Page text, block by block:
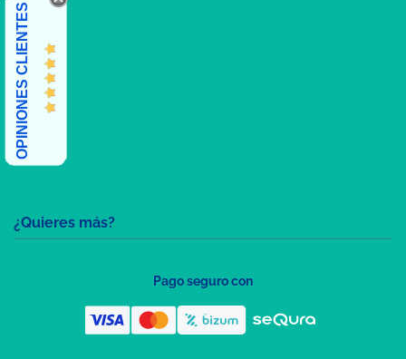
¿Quieres más?
OPINIONES CLIENTES
Pago seguro con